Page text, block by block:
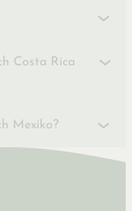
Costa Rica
Mexiko?